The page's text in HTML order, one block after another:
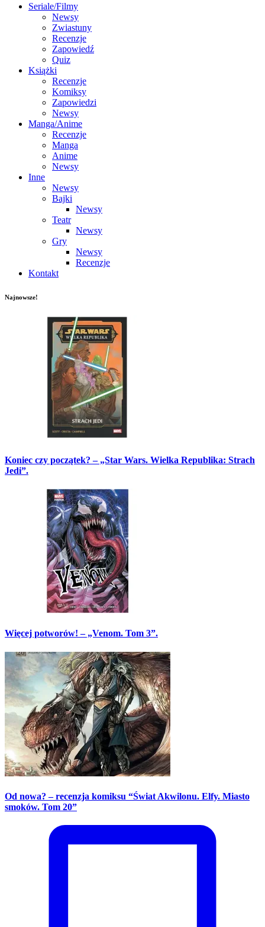
Seriale/Filmy
Newsy
Zwiastuny
Recenzje
Zapowiedź
Quiz
Książki
Recenzje
Komiksy
Zapowiedzi
Newsy
Manga/Anime
Recenzje
Manga
Anime
Newsy
Inne
Newsy
Bajki
Newsy
Teatr
Newsy
Gry
Newsy
Recenzje
Kontakt
Najnowsze!
Koniec czy początek? – „Star Wars. Wielka Republika: Strach
Jedi”.
Więcej potworów! – „Venom. Tom 3”.
Od nowa? – recenzja komiksu “Świat Akwilonu. Elfy. Miasto
smoków. Tom 20”